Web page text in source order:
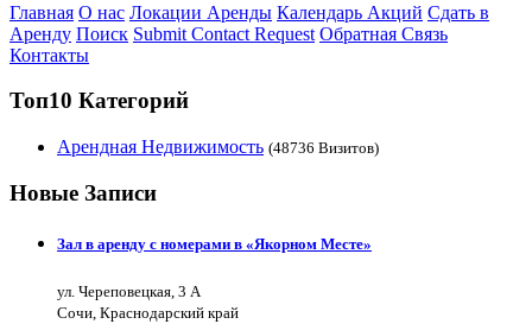
Главная О нас Локации Аренды Календарь Акций Сдать в
Аренду Поиск Submit Contact Request Обратная Связь
Контакты
Топ10 Категорий
Арендная Недвижимость (48736 Визитов)
Новые Записи
Зал в аренду с номерами в «Якорном Месте»
ул. Череповецкая, 3 А
Сочи, Краснодарский край